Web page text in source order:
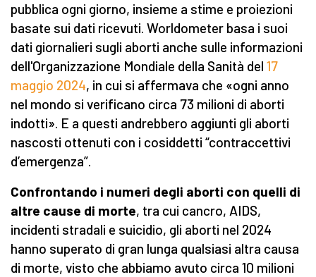
pubblica ogni giorno, insieme a stime e proiezioni
basate sui dati ricevuti. Worldometer basa i suoi
dati giornalieri sugli aborti anche sulle informazioni
dell'Organizzazione Mondiale della Sanità del 17
maggio 2024, in cui si affermava che «ogni anno
nel mondo si verificano circa 73 milioni di aborti
indotti». E a questi andrebbero aggiunti gli aborti
nascosti ottenuti con i cosiddetti “contraccettivi
d’emergenza”.
Confrontando i numeri degli aborti con quelli di
altre cause di morte, tra cui cancro, AIDS,
incidenti stradali e suicidio, gli aborti nel 2024
hanno superato di gran lunga qualsiasi altra causa
di morte, visto che abbiamo avuto circa 10 milioni